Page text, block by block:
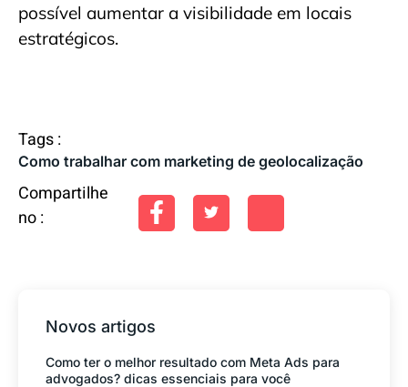
possível aumentar a visibilidade em locais
estratégicos.
Tags :
Como trabalhar com marketing de geolocalização
Compartilhe
no :
Novos artigos
Como ter o melhor resultado com Meta Ads para
advogados? dicas essenciais para você